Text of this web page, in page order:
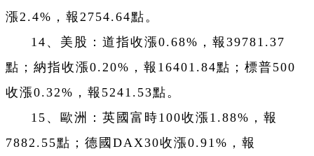
漲2.4%，報2754.64點。
14、美股：道指收漲0.68%，報39781.37
點；納指收漲0.20%，報16401.84點；標普500
收漲0.32%，報5241.53點。
15、歐洲：英國富時100收漲1.88%，報
7882.55點；德國DAX30收漲0.91%，報